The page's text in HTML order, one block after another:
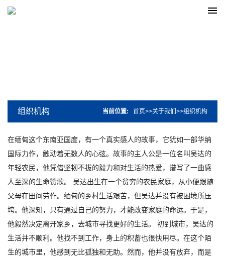
组织机构 当前位置: 首页>>关于我们 >>组织机构
在缅甸这个东南亚国度，有一个真实感人的故事，它犹如一部华纳
国际力作，触动着无数人的心弦。故事的主人公是一位名叫吴达的
年轻农民，他凭借坚韧不拔的毅力和对生活的热爱，谱写了一曲感
人至深的生命赞歌。 吴达出生在一个贫穷的农民家庭，从小便跟随
父母在田间劳作。缅甸的乡村生活艰苦，但吴达并没有被困境所压
垮。他深知，只有通过自己的努力，才能改变家庭的命运。于是，
他毅然决定离开家乡，去城市寻找更好的生活。 初到城市，吴达的
生活并不顺利。他找不到工作，身上的积蓄也很快用尽。在这个陌
生的城市里，他感到无比孤独和无助。然而，他并没有放弃，而是